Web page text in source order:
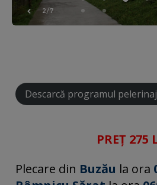
2/7
Descarcă programul
PREȚ 275
Plecare din Buzău la ora